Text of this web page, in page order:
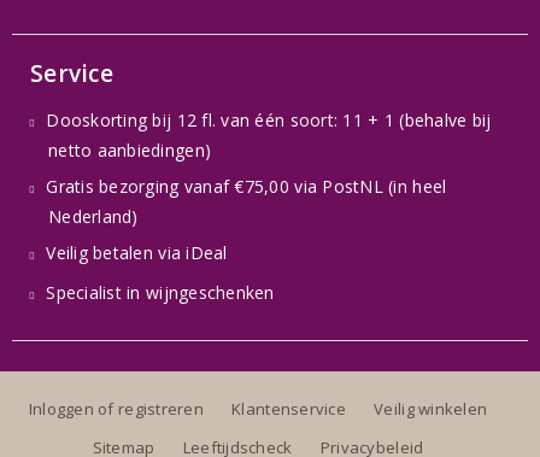
Service
Dooskorting bij 12 fl. van één soort: 11 + 1 (behalve bij
netto aanbiedingen)
Gratis bezorging vanaf €75,00 via PostNL (in heel
Nederland)
Veilig betalen via iDeal
Specialist in wijngeschenken
Inloggen of registreren Klantenservice
Veilig winkelen
Sitemap
Leeftijdscheck Privacybeleid